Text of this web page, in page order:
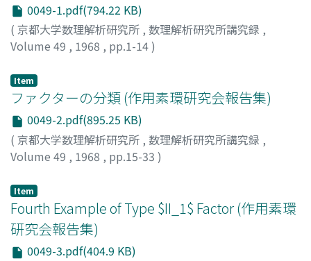
0049-1.pdf(794.22 KB)
( 京都大学数理解析研究所 , 数理解析研究所講究録 ,
Volume 49 , 1968 , pp.1-14)
Item
ファクターの分類 (作用素環研究会報告集)
0049-2.pdf(895.25 KB)
( 京都大学数理解析研究所 , 数理解析研究所講究録 ,
Volume 49 , 1968 , pp.15-33 )
Item
Fourth Example of Type $II_1$ Factor (作用素環
研究会報告集)
0049-3.pdf(404.9 KB)